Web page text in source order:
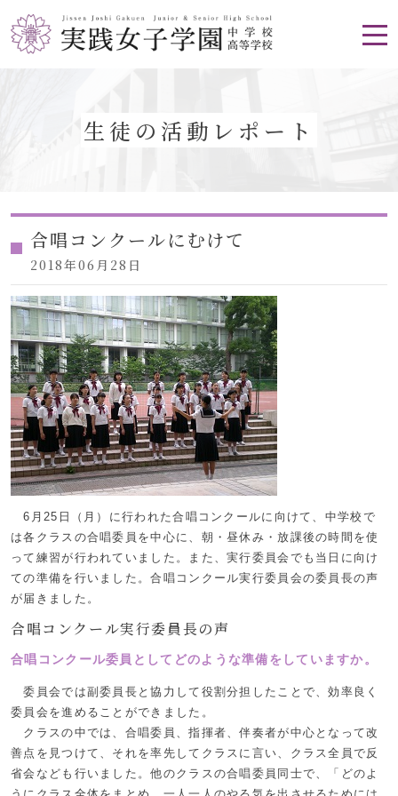
生徒の活動レポート
合唱コンクールにむけて
2018年06月28日
6月25日（月）に行われた合唱コンクールに向けて、中学校で
は各クラスの合唱委員を中心に、朝・昼休み・放課後の時間を使
って練習が行われていました。また、実行委員会でも当日に向け
ての準備を行いました。合唱コンクール実行委員会の委員長の声
が届きました。
合唱コンクール実行委員長の声
合唱コンクール委員としてどのような準備をしていますか。
委員会では副委員長と協力して役割分担したことで、効率良く
委員会を進めることができました。
クラスの中では、合唱委員、指揮者、伴奏者が中心となって改
善点を見つけて、それを率先してクラスに言い、クラス全員で反
省会なども行いました。他のクラスの合唱委員同士で、「どのよ